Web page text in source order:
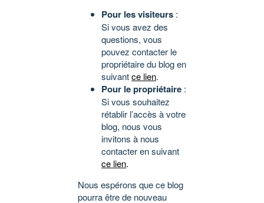
Pour les visiteurs :
Si vous avez des
questions, vous
pouvez contacter le
propriétaire du blog en
suivantce lien.
Pour le propriétaire :
Si vous souhaitez
rétablir l’accès à votre
blog, nous vous
invitons à nous
contacter en suivant
ce lien.
Nous espérons que ce blog
pourra être de nouveau